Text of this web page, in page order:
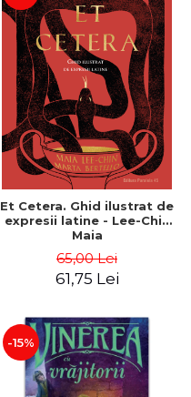
Et Cetera. Ghid ilustrat de
expresii latine - Lee-Chin
Maia
65,00 Lei
61,75 Lei
-15%